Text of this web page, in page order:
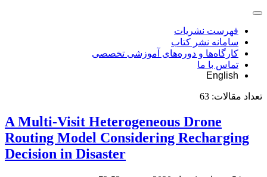
فهرست نشریات
سامانه نشر کتاب
کارگاه‌ها و دوره‌های آموزشی تخصصی
تماس با ما
English
تعداد مقالات: 63
A Multi-Visit Heterogeneous Drone
Routing Model Considering Recharging
Decision in Disaster